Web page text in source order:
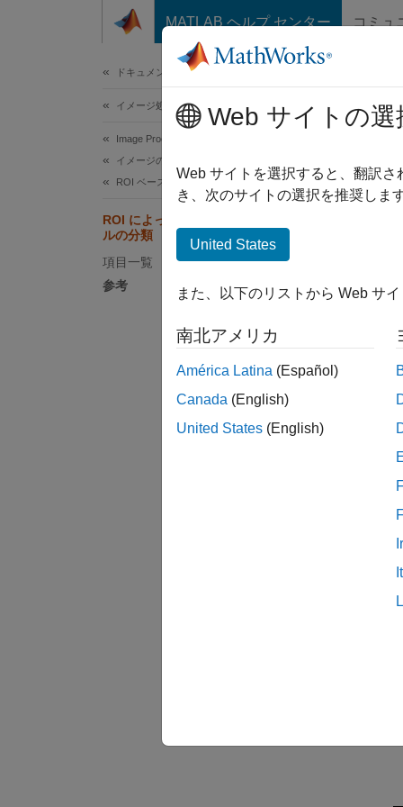
コンテンツへスキップ
MATLAB ヘルプ センター コミュ
ドキュメンテーションのホーム
イメージ処理とコンピューター ビジョン
Image Processing Toolbox
イメージのフィルター処理と強調
ROI ベース処理
ROI によって部分的に囲まれたピクセ
ルの分類
項目一覧
参考
関心領
ければ
次の
領域
Web サイトの選
Web サイトを選択すると、翻訳
き、次のサイトの選択を推奨しま
United States
また、以下のリストから Web サ
南北アメリカ
América Latina (Español)
Canada (English)
United States (English)